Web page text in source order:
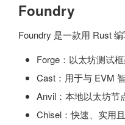
Foundry
Foundry 是一款用 Rust
Forge：以太坊测试
Cast：用于与 EVM
Anvil：本地以太坊节
Chisel：快速、实用